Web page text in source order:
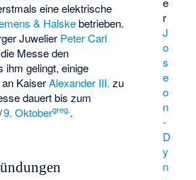
r
J
o
s
e
o
n
-
D
y
n
eine elektrische
& Halskebetrieben.
Juwelier Peter Carl
Messe den
ihm gelingt, einige
KaiserAlexander III. zu
dauert bis zum
9. Oktobergreg..